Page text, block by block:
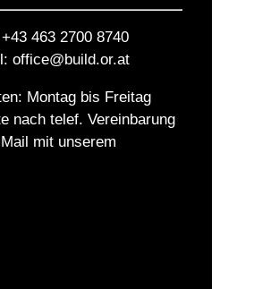
463 2700 8740
office@build.or.at
Montag bis Freitag
nach telef. Vereinbarung
mit unserem